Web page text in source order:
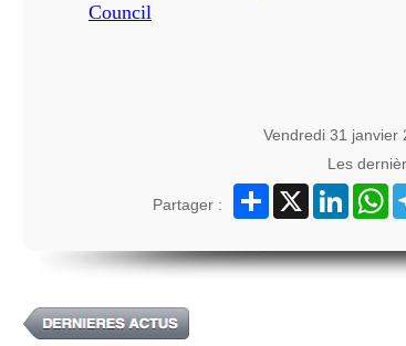
Council
Vendredi 31 janvier
Les
Partager :
Partager
X